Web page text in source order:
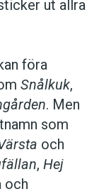
ut allra
föra
Snålkuk,
. Men
som
och
, Hej
och